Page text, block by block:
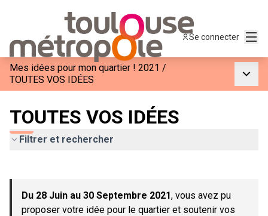
Se connecter
Mes idées pour mon quartier ! 2021 /
TOUTES VOS IDÉES
TOUTES VOS IDÉES
Filtrer et rechercher
−
Du 28 Juin au 30 Septembre 2021, vous avez pu
proposer votre idée pour le quartier et soutenir vos